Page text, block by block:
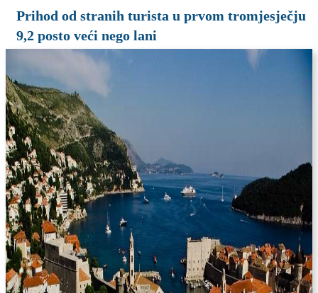
Prihod od stranih turista u prvom tromjesječju
9,2 posto veći nego lani